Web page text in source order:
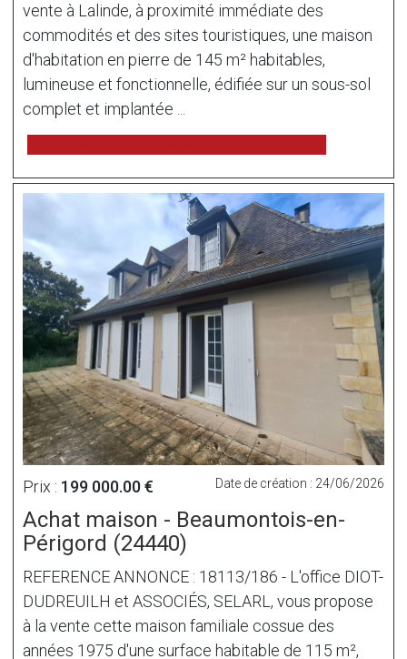
vente à Lalinde, à proximité immédiate des
commodités et des sites touristiques, une maison
d'habitation en pierre de 145 m² habitables,
lumineuse et fonctionnelle, édifiée sur un sous-sol
complet et implantée ...
Prix : 199 000.00 € Date de création : 24/06/2026
Achat maison - Beaumontois-en-
Périgord (24440)
REFERENCE ANNONCE : 18113/186 - L'office DIOT-
DUDREUILH et ASSOCIÉS, SELARL, vous propose
à la vente cette maison familiale cossue des
années 1975 d'une surface habitable de 115 m²,